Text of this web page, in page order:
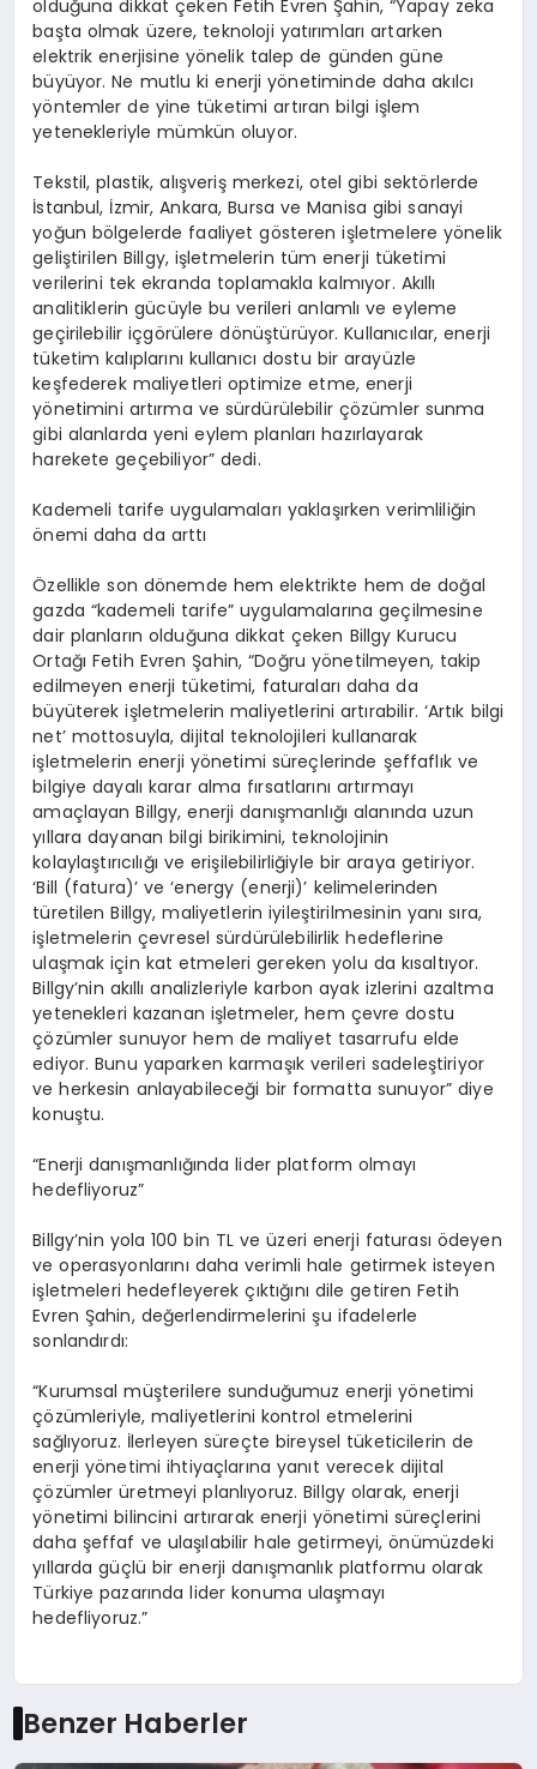
olduğuna dikkat çeken Fetih Evren Şahin, “Yapay zeka
başta olmak üzere, teknoloji yatırımları artarken
elektrik enerjisine yönelik talep de günden güne
büyüyor. Ne mutlu ki enerji yönetiminde daha akılcı
yöntemler de yine tüketimi artıran bilgi işlem
yetenekleriyle mümkün oluyor.
Tekstil, plastik, alışveriş merkezi, otel gibi sektörlerde
İstanbul, İzmir, Ankara, Bursa ve Manisa gibi sanayi
yoğun bölgelerde faaliyet gösteren işletmelere yönelik
geliştirilen Billgy, işletmelerin tüm enerji tüketimi
verilerini tek ekranda toplamakla kalmıyor. Akıllı
analitiklerin gücüyle bu verileri anlamlı ve eyleme
geçirilebilir içgörülere dönüştürüyor. Kullanıcılar, enerji
tüketim kalıplarını kullanıcı dostu bir arayüzle
keşfederek maliyetleri optimize etme, enerji
yönetimini artırma ve sürdürülebilir çözümler sunma
gibi alanlarda yeni eylem planları hazırlayarak
harekete geçebiliyor” dedi.
Kademeli tarife uygulamaları yaklaşırken verimliliğin
önemi daha da arttı
Özellikle son dönemde hem elektrikte hem de doğal
gazda “kademeli tarife” uygulamalarına geçilmesine
dair planların olduğuna dikkat çeken Billgy Kurucu
Ortağı Fetih Evren Şahin, “Doğru yönetilmeyen, takip
edilmeyen enerji tüketimi, faturaları daha da
büyüterek işletmelerin maliyetlerini artırabilir. ‘Artık bilgi
net’ mottosuyla, dijital teknolojileri kullanarak
işletmelerin enerji yönetimi süreçlerinde şeffaflık ve
bilgiye dayalı karar alma fırsatlarını artırmayı
amaçlayan Billgy, enerji danışmanlığı alanında uzun
yıllara dayanan bilgi birikimini, teknolojinin
kolaylaştırıcılığı ve erişilebilirliğiyle bir araya getiriyor.
‘Bill (fatura)’ ve ‘energy (enerji)’ kelimelerinden
türetilen Billgy, maliyetlerin iyileştirilmesinin yanı sıra,
işletmelerin çevresel sürdürülebilirlik hedeflerine
ulaşmak için kat etmeleri gereken yolu da kısaltıyor.
Billgy’nin akıllı analizleriyle karbon ayak izlerini azaltma
yetenekleri kazanan işletmeler, hem çevre dostu
çözümler sunuyor hem de maliyet tasarrufu elde
ediyor. Bunu yaparken karmaşık verileri sadeleştiriyor
ve herkesin anlayabileceği bir formatta sunuyor” diye
konuştu.
“Enerji danışmanlığında lider platform olmayı
hedefliyoruz”
Billgy’nin yola 100 bin TL ve üzeri enerji faturası ödeyen
ve operasyonlarını daha verimli hale getirmek isteyen
işletmeleri hedefleyerek çıktığını dile getiren Fetih
Evren Şahin, değerlendirmelerini şu ifadelerle
sonlandırdı:
“Kurumsal müşterilere sunduğumuz enerji yönetimi
çözümleriyle, maliyetlerini kontrol etmelerini
sağlıyoruz. İlerleyen süreçte bireysel tüketicilerin de
enerji yönetimi ihtiyaçlarına yanıt verecek dijital
çözümler üretmeyi planlıyoruz. Billgy olarak, enerji
yönetimi bilincini artırarak enerji yönetimi süreçlerini
daha şeffaf ve ulaşılabilir hale getirmeyi, önümüzdeki
yıllarda güçlü bir enerji danışmanlık platformu olarak
Türkiye pazarında lider konuma ulaşmayı
hedefliyoruz.”
Benzer Haberler